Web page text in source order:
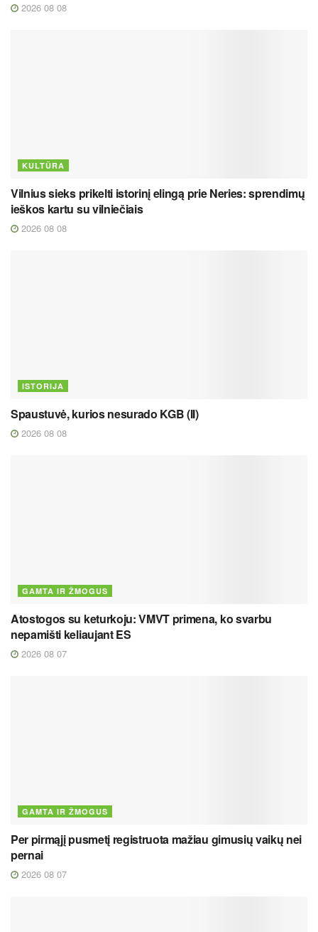
2026 08 08
KULTŪRA
Vilnius sieks prikelti istorinį elingą prie Neries: sprendimų
ieškos kartu su vilniečiais
2026 08 08
ISTORIJA
Spaustuvė, kurios nesurado KGB (II)
2026 08 08
GAMTA IR ŽMOGUS
Atostogos su keturkoju: VMVT primena, ko svarbu
nepamišti keliaujant ES
2026 08 07
GAMTA IR ŽMOGUS
Per pirmąjį pusmetį registruota mažiau gimusių vaikų nei
pernai
2026 08 07